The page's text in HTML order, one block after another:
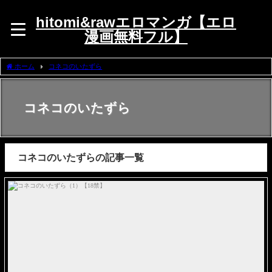
hitomi&rawエロマンガ【エロ
漫画無料フル】
ホーム コネコのいたずら
コネコのいたずら
コネコのいたずらの記事一覧